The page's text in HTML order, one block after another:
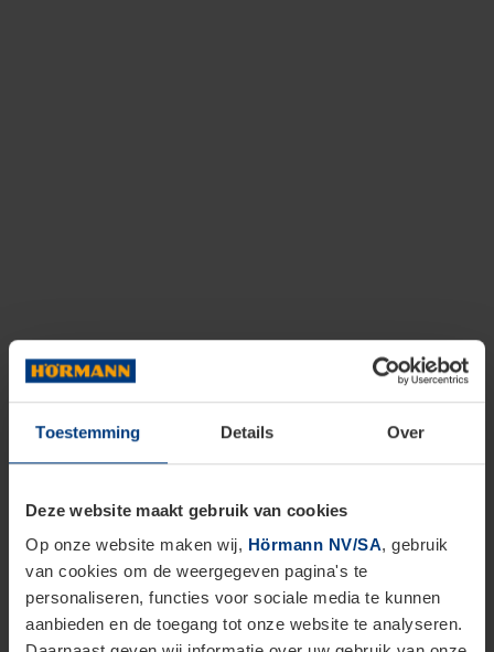
Toestemming Details Over
Deze website maakt gebruik van cookies
Op onze website maken wij, Hörmann NV/SA, gebruik
van cookies om de weergegeven pagina's te
personaliseren, functies voor sociale media te kunnen
aanbieden en de toegang tot onze website te analyseren.